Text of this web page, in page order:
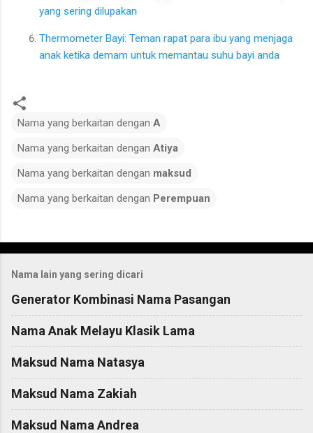
yang sering dilupakan
Thermometer Bayi: Teman rapat para ibu yang menjaga
anak ketika demam untuk memantau suhu bayi anda
Nama yang berkaitan dengan A
Nama yang berkaitan dengan Atiya
Nama yang berkaitan dengan maksud
Nama yang berkaitan dengan Perempuan
o
m
m
e
n
Nama lain yang sering dicari
Generator Kombinasi Nama Pasangan
Nama Anak Melayu Klasik Lama
Maksud Nama Natasya
Maksud Nama Zakiah
Maksud Nama Andrea